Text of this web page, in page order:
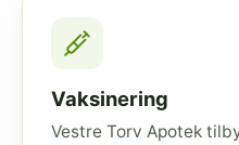
Vaksinering
Vestre Torv Apotek